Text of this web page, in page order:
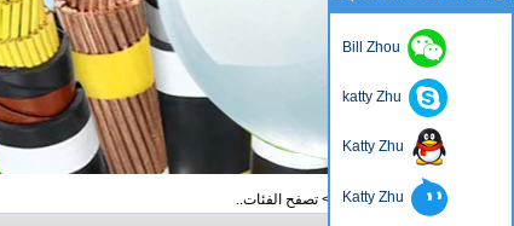
منزل، بيت > تصفح الفئات..
Bill Zhou